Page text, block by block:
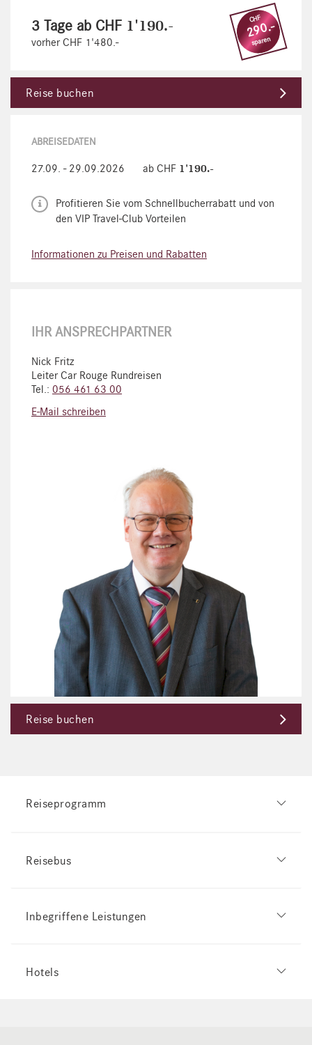
3 Tage ab CHF 1'190.-
vorher CHF 1'480.-
CHF
290.-
sparen
Reise buchen
ABREISEDATEN
27.09. - 29.09.2026 ab CHF 1'190.-
Profitieren Sie vom Schnellbucherrabatt und von
den VIP Travel-Club Vorteilen
Informationen zu Preisen und Rabatten
IHR ANSPRECHPARTNER
Nick Fritz
Leiter Car Rouge Rundreisen
Tel.: 056 461 63 00
E-Mail schreiben
Reise buchen
Reiseprogramm
Reisebus
Inbegriffene Leistungen
Hotels